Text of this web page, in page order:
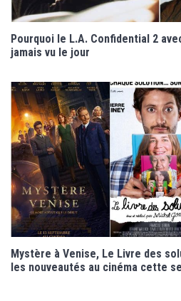
Pourquoi le L.A. Confidential 2
jamais vu le jour
Mystère à Venise, Le Livre des
les nouveautés au cinéma cette